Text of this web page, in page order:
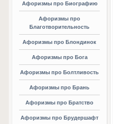
Афоризмы про Биографию
Афоризмы про
Благотворительность
Афоризмы про Блондинок
Афоризмы про Бога
Афоризмы про Болтливость
Афоризмы про Брань
Афоризмы про Братство
Афоризмы про Брудершафт